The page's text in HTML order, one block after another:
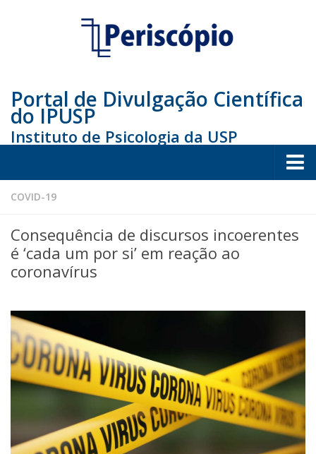
Portal de Divulgação Científica
do IPUSP
Instituto de Psicologia da USP
Home
Educação
Arte e Cultura
Saúde
Seções
Mural do IP
Commentor
Lançamento
COVID-19
Consequência de discursos incoerentes
é ‘cada um por si’ em reação ao
coronavírus